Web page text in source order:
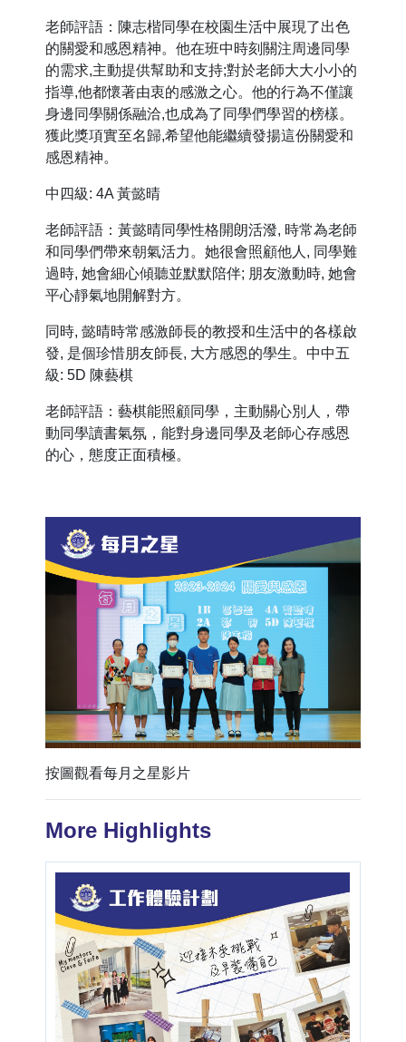
老師評語：陳志楷同學在校園生活中展現了出色
的關愛和感恩精神。他在班中時刻關注周邊同學
的需求,主動提供幫助和支持;對於老師大大小小的
指導,他都懷著由衷的感激之心。他的行為不僅讓
身邊同學關係融洽,也成為了同學們學習的榜樣。
獲此獎項實至名歸,希望他能繼續發揚這份關愛和
感恩精神。
中四級: 4A 黃懿晴
老師評語：黃懿晴同學性格開朗活潑, 時常為老師
和同學們帶來朝氣活力。她很會照顧他人, 同學難
過時, 她會細心傾聽並默默陪伴; 朋友激動時, 她會
平心靜氣地開解對方。
同時, 懿晴時常感激師長的教授和生活中的各樣啟
發, 是個珍惜朋友師長, 大方感恩的學生。中中五
級: 5D 陳藝棋
老師評語：藝棋能照顧同學，主動關心別人，帶
動同學讀書氣氛，能對身邊同學及老師心存感恩
的心，態度正面積極。
按圖觀看每月之星影片
More Highlights